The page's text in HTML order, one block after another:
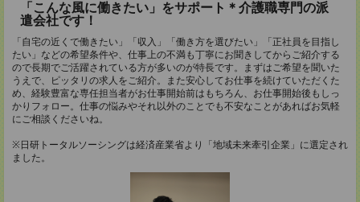
「こんな風に働きたい」をサポート＊介護職専門の派
遣会社です！
「自宅の近くで働きたい」「収入」「働き方を選びたい」「正社員を目指し
たい」などの希望条件や、仕事上の不満も丁寧にお聞きしてからご紹介する
ので長期でご活躍されている方が多いのが特長です。まずはご希望を聞いた
うえで、ピッタリの求人をご紹介。また安心してお仕事を続けていただくた
め、経験豊富な専任担当者がお仕事開始前はもちろん、お仕事開始後もしっ
かりフォロー。仕事の悩みやそれ以外のことでも不安なことがあればお気軽
にご相談くださいね。
※日研トータルソーシングは経済産業省より「地域未来牽引企業」に選定され
ました。